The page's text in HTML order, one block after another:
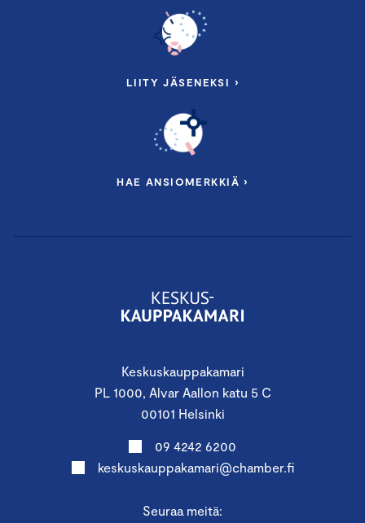
Keskuskauppakamari
PL 1000, Alvar Aallon katu 5 C
00101 Helsinki
09 4242 6200
keskuskauppakamari@chamber.fi
Seuraa meitä:
LIITY JÄSENEKSI ›
HAE ANSIOMERKKIÄ ›